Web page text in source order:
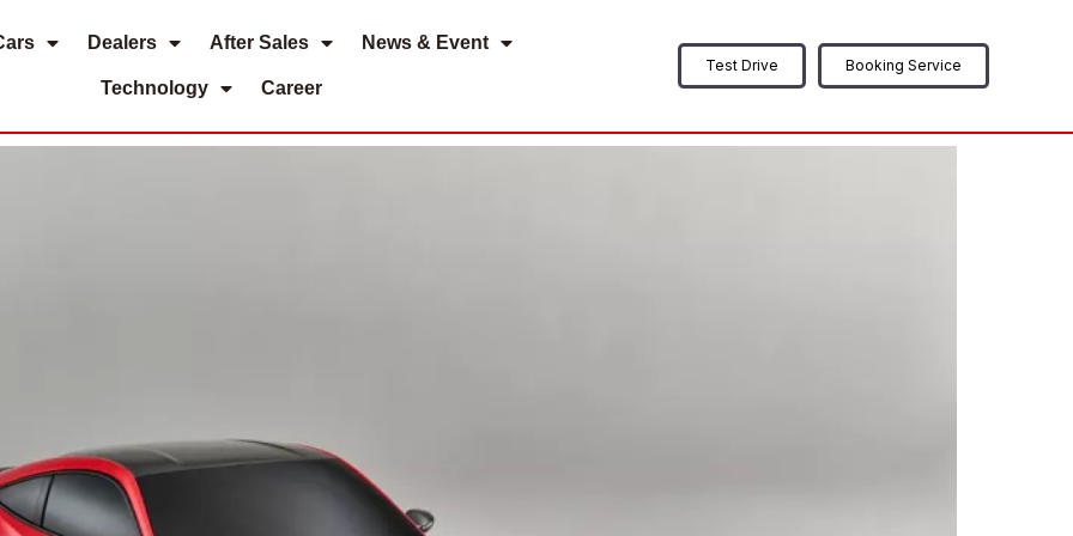
Dealers After Sales News & Event
Technology Career
Test Drive Booking Service